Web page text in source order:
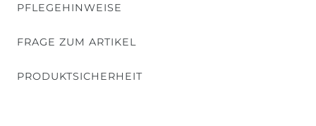
PFLEGEHINWEISE
FRAGE ZUM ARTIKEL
PRODUKTSICHERHEIT